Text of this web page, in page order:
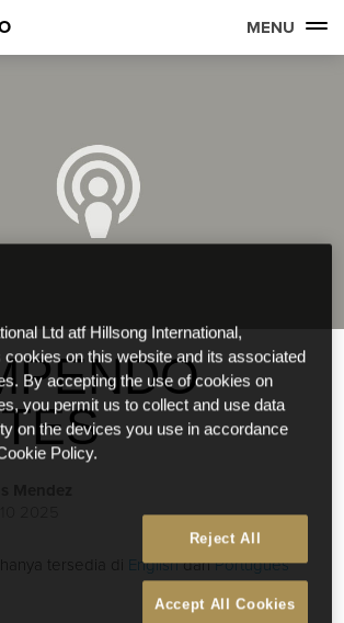
MENU
tersedia di EnglishdanPortuguês
Ltd atf Hillsong International,
cookies on this website and its associated
By accepting the use of cookies on
you permit us to collect and use data
on the devices you use in accordance
Policy.
Reject All
Accept All Cookies